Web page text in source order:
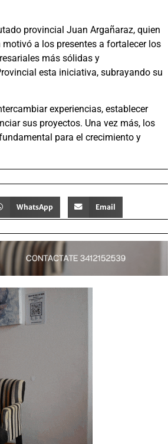
provincial Juan Argañaraz, quien
a los presentes a fortalecer los
más sólidas y
esta iniciativa, subrayando su
experiencias, establecer
sus proyectos. Una vez más, los
para el crecimiento y
WhatsApp Email